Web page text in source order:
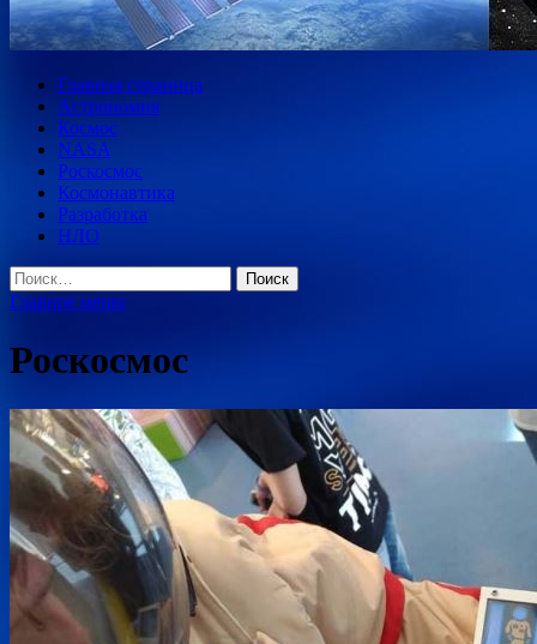
Главная страница
Астрономия
Космос
NASA
Роскосмос
Космонавтика
Разработка
НЛО
Найти:
Главное меню
Роскосмос